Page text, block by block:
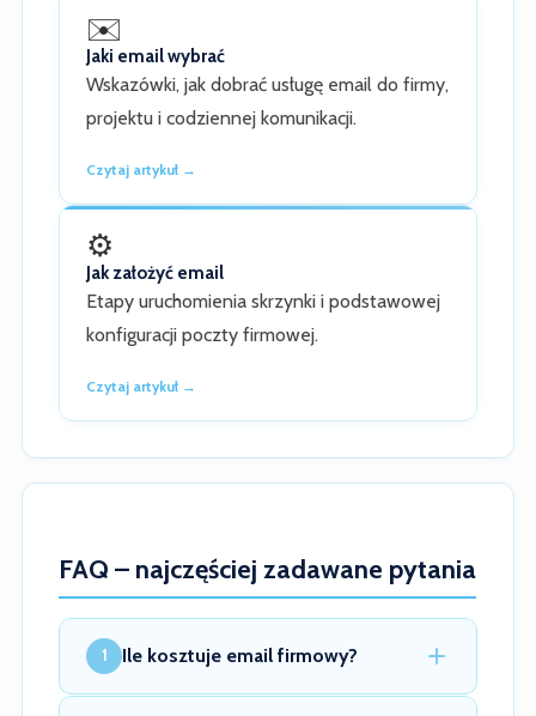
✉️
Jaki email wybrać
Wskazówki, jak dobrać usługę email do firmy,
projektu i codziennej komunikacji.
Czytaj artykuł →
⚙️
Jak założyć email
Etapy uruchomienia skrzynki i podstawowej
konfiguracji poczty firmowej.
Czytaj artykuł →
FAQ – najczęściej zadawane pytania
1 Ile kosztuje email firmowy?